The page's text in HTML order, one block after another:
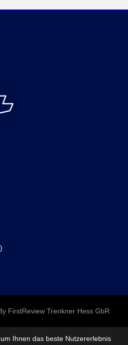
FirstReview Trenkner Hess GbR
Ihnen das beste Nutzererlebnis